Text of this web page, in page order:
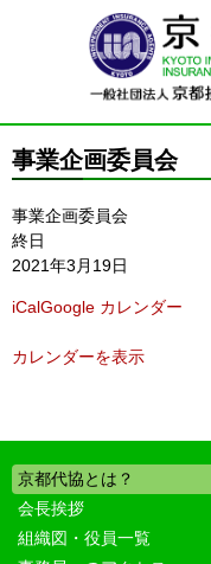
事業企画委員会
事業企画委員会
終日
2021年3月19日
iCalGoogle カレンダー
カレンダーを表示
京都代協とは？
会長挨拶
組織図・役員一覧